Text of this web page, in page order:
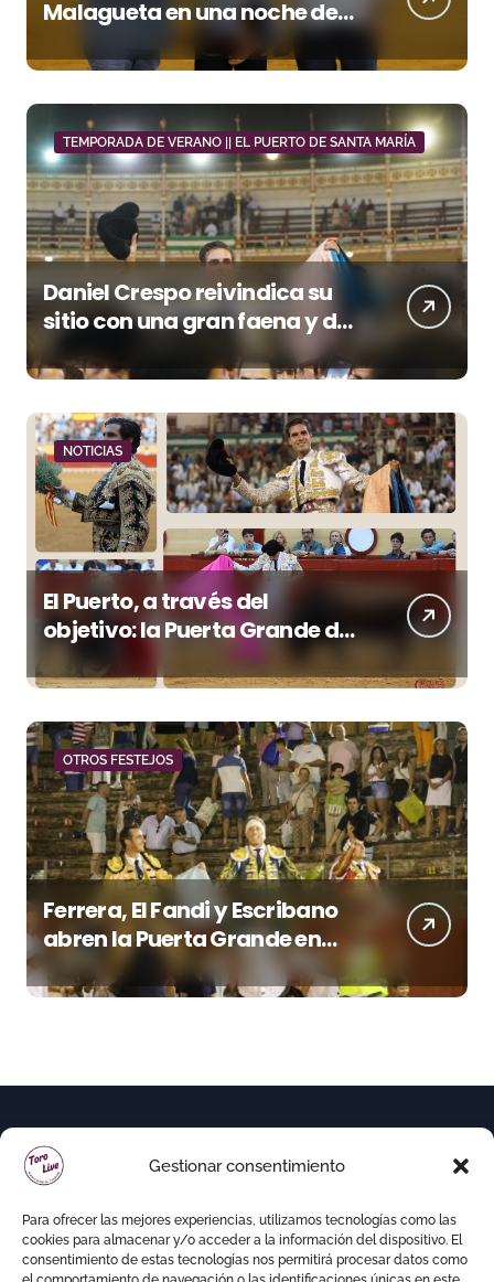
Gestionar consentimiento
Para ofrecer las mejores experiencias, utilizamos tecnologías como las
cookies para almacenar y/o acceder a la información del dispositivo. El
consentimiento de estas tecnologías nos permitirá procesar datos como
Malagueta en una noche de
recortes, emoción y gran
ambiente
TEMPORADA DE VERANO || EL PUERTO DE SANTA MARÍA
Daniel Crespo reivindica su
sitio con una gran faena y dos
orejas
NOTICIAS
El Puerto, a través del
objetivo: la Puerta Grande de
Crespo y el aroma de
Morante
OTROS FESTEJOS
Ferrera, El Fandi y Escribano
abren la Puerta Grande en
una tarde triunfal en Azuaga